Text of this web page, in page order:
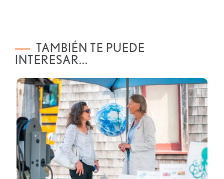
TAMBIÉN TE PUEDE
INTERESAR...